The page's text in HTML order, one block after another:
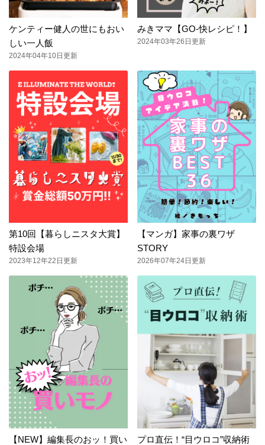
ケンティー健人の世にもおい
しい一人飯
2024年04年10日更新
みきママ【GO-快レシピ！】
2024年03年26日更新
第10回【暮らしニスタ大賞】
特設会場
2023年12年22日更新
【マンガ】家事の裏ワザ
STORY
2026年07年24日更新
【NEW】編集長のおッ！買い プロ直伝！“目ウロコ”収納術